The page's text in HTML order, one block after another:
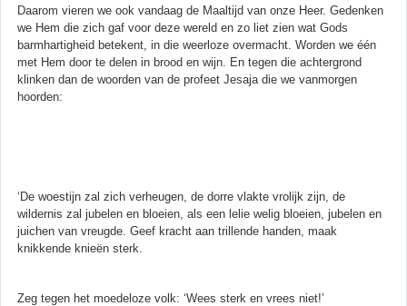
Daarom vieren we ook vandaag de Maaltijd van onze Heer. Gedenken
we Hem die zich gaf voor deze wereld en zo liet zien wat Gods
barmhartigheid betekent, in die weerloze overmacht. Worden we één
met Hem door te delen in brood en wijn. En tegen die achtergrond
klinken dan de woorden van de profeet Jesaja die we vanmorgen
hoorden:
‘De woestijn zal zich verheugen, de dorre vlakte vrolijk zijn, de
wildernis zal jubelen en bloeien, als een lelie welig bloeien, jubelen en
juichen van vreugde. Geef kracht aan trillende handen, maak
knikkende knieën sterk.
Zeg tegen het moedeloze volk: ‘Wees sterk en vrees niet!’